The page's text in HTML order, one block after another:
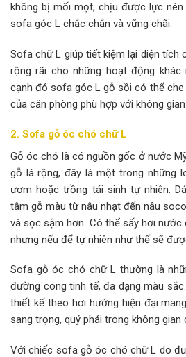
không bị mối mọt, chịu được lực
sofa góc L chắc chắn và vững chãi.
Sofa chữ L giúp tiết kiệm lại diện tích
rộng rãi cho những hoạt động khác
cạnh đó sofa góc L gỗ sồi có thể
của căn phòng phù hợp với không
2. Sofa gỗ óc chó chữ L
Gỗ óc chó là có nguồn gốc ở nước
gỗ lá rộng, đây là một trong những
ươm hoặc trồng tái sinh tự nhiên.
tâm gỗ màu từ nâu nhạt đến nâu
và sọc sậm hơn. Có thể sấy hơi nước
nhưng nếu để tự nhiên như thế sẽ
Sofa gỗ óc chó chữ L thường là
đường cong tinh tế, đa dạng màu
thiết kế theo hơi hướng hiện đại
sang trọng, quý phái trong không gian
Với chiếc sofa gỗ óc chó chữ L do